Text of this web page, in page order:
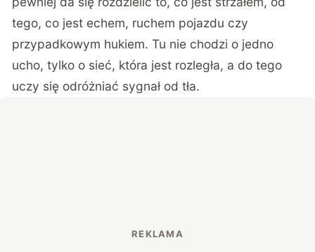
tego, co jest echem, ruchem pojazdu czy
przypadkowym hukiem. Tu nie chodzi o jedno
ucho, tylko o sieć, która jest rozległa, a do tego
uczy się odróżniać sygnał od tła.